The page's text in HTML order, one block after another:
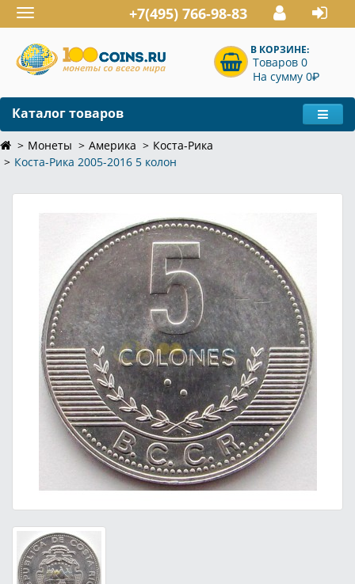
Toggle
navigation
+7(495) 766-98-83
В КОРЗИНЕ:
Товаров 0
На сумму 0P
Каталог товаров
Монеты Америка
Коста-Рика
Коста-Рика 2005-2016 5 колон